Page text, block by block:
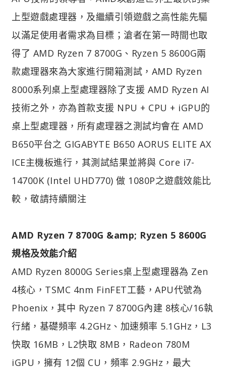
上型遊戲處理器，及繼續引領遊戲之高性能先驅
以滿足使用者需求為目標；滄者在第一時間也取
得了 AMD Ryzen 7 8700G、Ryzen 5 8600G兩
款處理器來為大家進行開箱測試，AMD Ryzen
8000系列桌上型處理器除了支援 AMD Ryzen AI
技術之外，亦為首款支援 NPU + CPU + iGPU的
桌上型處理器，所有處理器之測試均會在 AMD
B650平台之 GIGABYTE B650 AORUS ELITE AX
ICE主機板進行，其測試結果並將與 Core i7-
14700K (Intel UHD770) 做 1080P之遊戲效能比
較，敬請持續關注
AMD Ryzen 7 8700G &amp; Ryzen 5 8600G
規格及效能介紹
AMD Ryzen 8000G Series桌上型處理器為 Zen
4核心，TSMC 4nm FinFET工藝，APU代號為
Phoenix，其中 Ryzen 7 8700G內建 8核心/16執
行緒，基礎頻率 4.2GHz、加速頻率 5.1GHz，L3
快取 16MB，L2快取 8MB，Radeon 780M
iGPU，擁有 12個 CU，頻率 2.9GHz，最大